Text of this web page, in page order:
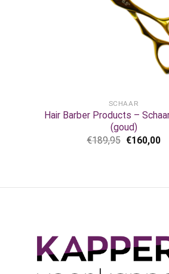
SCHAAR
Hair Barber Products –
(goud)
€189,95 €160,00